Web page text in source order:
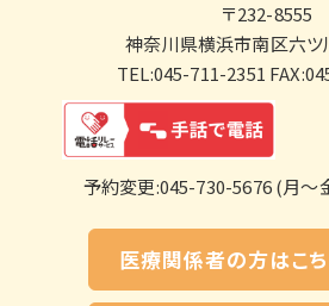
〒232-8555
神奈川県横浜市南区六
TEL:045-711-2351
予約変更:045-730-5676 (月～
医療関係者の方はこ